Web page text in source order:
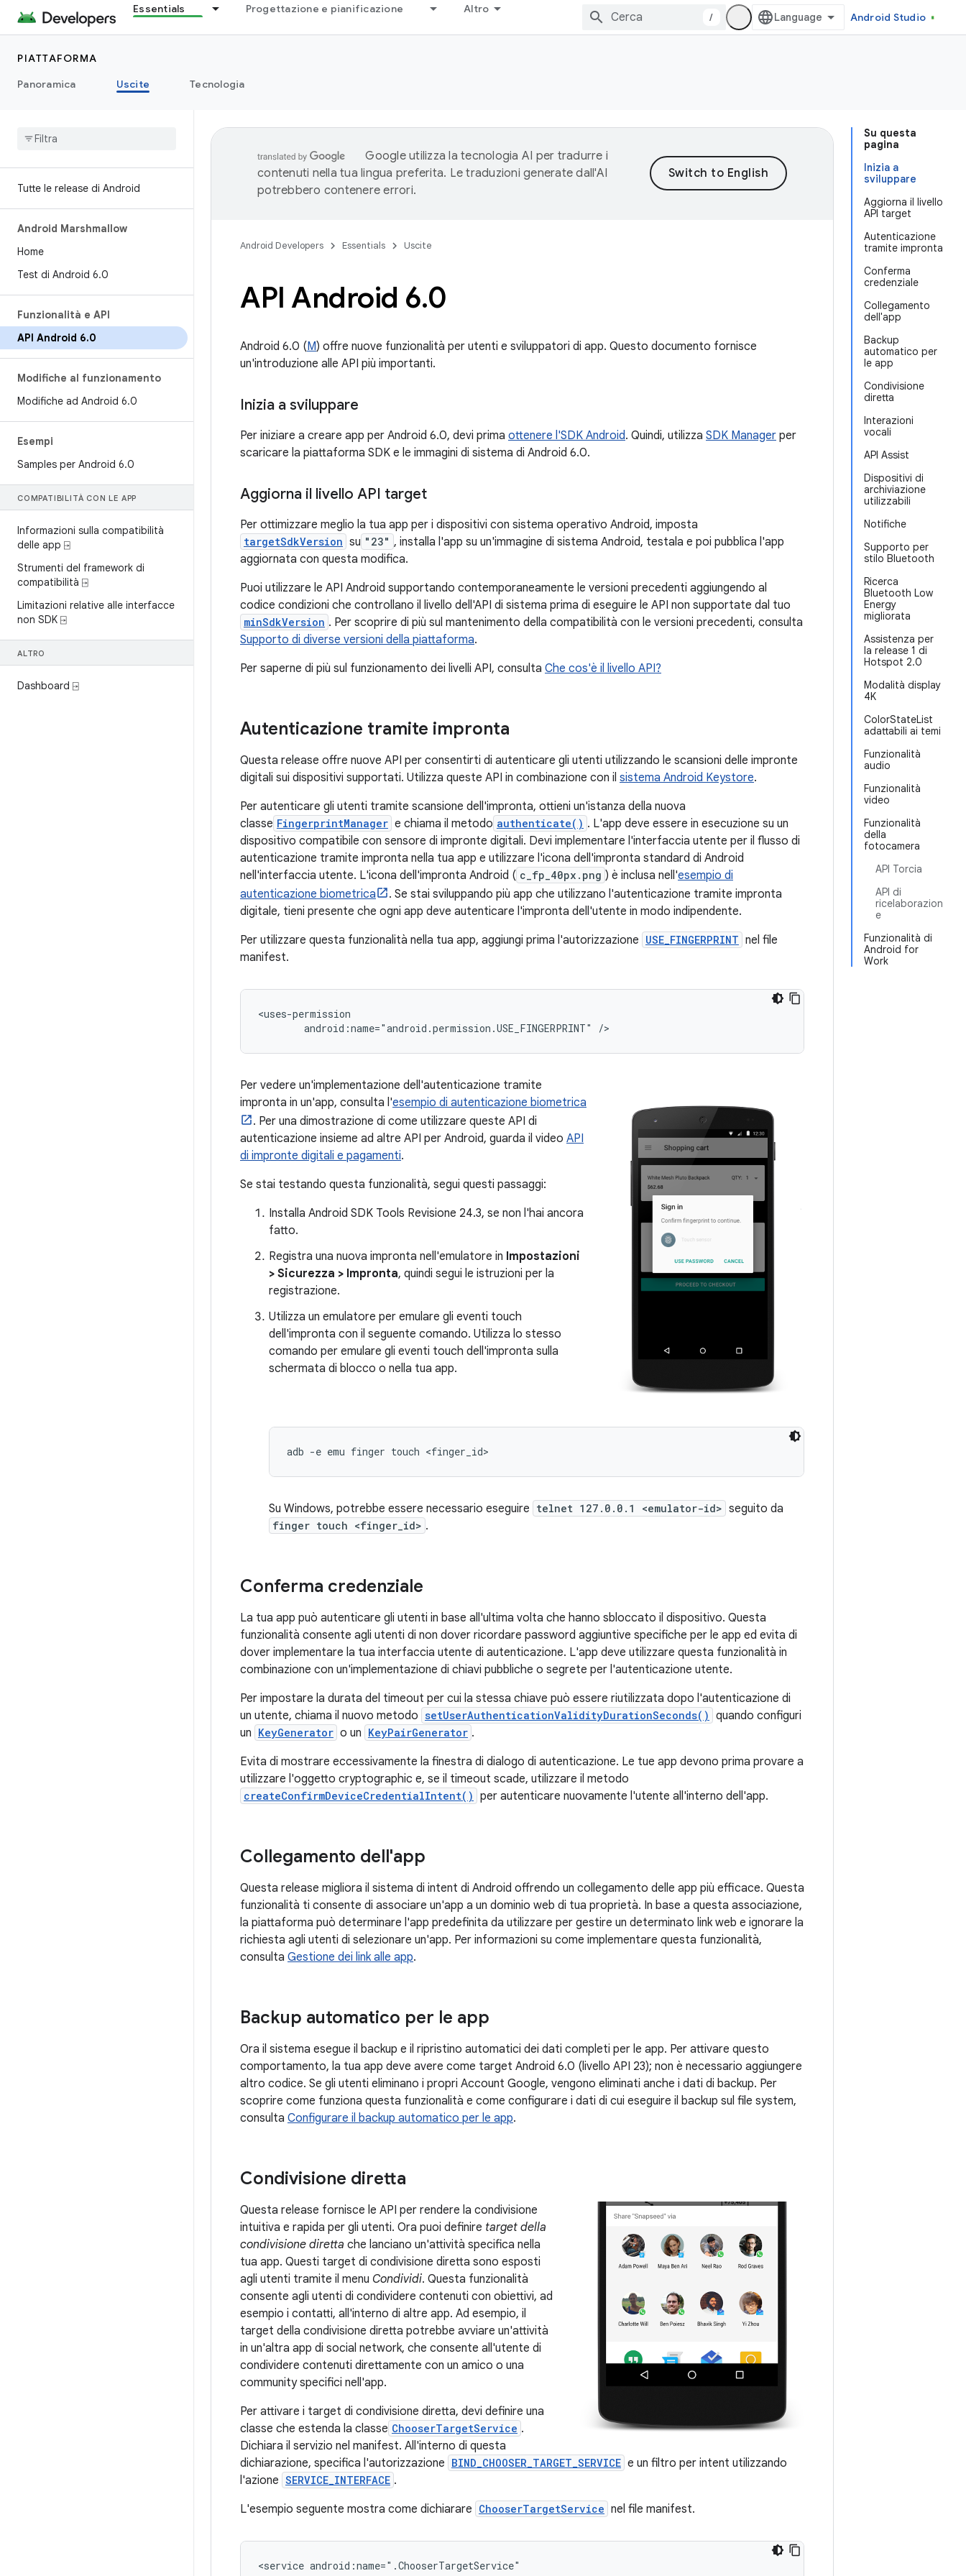
Essentials Progettazione e pianificazione Altro
/ Android Studio
PIATTAFORMA
Panoramica
Uscite Tecnologia
Tutte le release di Android
Android Marshmallow
Home
Test di Android 6.0
Funzionalità e API
API Android 6.0
Modifiche al funzionamento
Modifiche ad Android 6.0
Esempi
Samples per Android 6.0
COMPATIBILITÀ CON LE APP
Informazioni sulla compatibilità
delle app ⍈
Strumenti del framework di
compatibilità ⍈
Limitazioni relative alle interfacce
non SDK ⍈
ALTRO
Dashboard ⍈
Su questa
pagina
Inizia a
sviluppare
Aggiorna il livello
API target
Autenticazione
tramite impronta
Conferma
credenziale
Collegamento
dell'app
Backup
automatico per
le app
Condivisione
diretta
Interazioni
vocali
API Assist
Dispositivi di
archiviazione
utilizzabili
Notifiche
Supporto per
stilo Bluetooth
Ricerca
Bluetooth Low
Energy
migliorata
Assistenza per
la release 1 di
Hotspot 2.0
Modalità display
4K
ColorStateList
adattabili ai temi
Funzionalità
audio
Funzionalità
video
Funzionalità
della
fotocamera
API Torcia
API di
ricelaborazion
e
Funzionalità di
Android for
Work
Google utilizza la tecnologia AI per tradurre i
contenuti nella tua lingua preferita. Le traduzioni generate dall'AI
potrebbero contenere errori.
Android Developers Essentials Uscite
API Android 6.0
Android 6.0 (M) offre nuove funzionalità per utenti e sviluppatori di app. Questo documento fornisce
un'introduzione alle API più importanti.
Inizia a sviluppare
Per iniziare a creare app per Android 6.0, devi prima ottenere l'SDK Android. Quindi, utilizza SDK Manager per
scaricare la piattaforma SDK e le immagini di sistema di Android 6.0.
Aggiorna il livello API target
Per ottimizzare meglio la tua app per i dispositivi con sistema operativo Android, imposta
targetSdkVersion su "23" , installa l'app su un'immagine di sistema Android, testala e poi pubblica l'app
aggiornata con questa modifica.
Puoi utilizzare le API Android supportando contemporaneamente le versioni precedenti aggiungendo al
codice condizioni che controllano il livello dell'API di sistema prima di eseguire le API non supportate dal tuo
minSdkVersion . Per scoprire di più sul mantenimento della compatibilità con le versioni precedenti, consulta
Supporto di diverse versioni della piattaforma.
Per saperne di più sul funzionamento dei livelli API, consulta Che cos'è il livello API?
Autenticazione tramite impronta
Questa release offre nuove API per consentirti di autenticare gli utenti utilizzando le scansioni delle impronte
digitali sui dispositivi supportati. Utilizza queste API in combinazione con il sistema Android Keystore.
Per autenticare gli utenti tramite scansione dell'impronta, ottieni un'istanza della nuova
classe FingerprintManager e chiama il metodo authenticate() . L'app deve essere in esecuzione su un
dispositivo compatibile con sensore di impronte digitali. Devi implementare l'interfaccia utente per il flusso di
autenticazione tramite impronta nella tua app e utilizzare l'icona dell'impronta standard di Android
nell'interfaccia utente. L'icona dell'impronta Android ( c_fp_40px.png ) è inclusa nell'esempio di
autenticazione biometrica
. Se stai sviluppando più app che utilizzano l'autenticazione tramite impronta
digitale, tieni presente che ogni app deve autenticare l'impronta dell'utente in modo indipendente.
Per utilizzare questa funzionalità nella tua app, aggiungi prima l'autorizzazione USE_FINGERPRINT nel file
manifest.
android:name="android.permission.USE_FINGERPRINT"
/>
Per vedere un'implementazione dell'autenticazione tramite
impronta in un'app, consulta l'esempio di autenticazione biometrica
. Per una dimostrazione di come utilizzare queste API di
autenticazione insieme ad altre API per Android, guarda il video API
di impronte digitali e pagamenti.
Se stai testando questa funzionalità, segui questi passaggi:
Installa Android SDK Tools Revisione 24.3, se non l'hai ancora
fatto.
Registra una nuova impronta nell'emulatore in Impostazioni
> Sicurezza > Impronta, quindi segui le istruzioni per la
registrazione.
Utilizza un emulatore per emulare gli eventi touch
dell'impronta con il seguente comando. Utilizza lo stesso
comando per emulare gli eventi touch dell'impronta sulla
schermata di blocco o nella tua app.
Su Windows, potrebbe essere necessario eseguire telnet 127.0.0.1 <emulator-id> seguito da
finger touch <finger_id> .
Conferma credenziale
La tua app può autenticare gli utenti in base all'ultima volta che hanno sbloccato il dispositivo. Questa
funzionalità consente agli utenti di non dover ricordare password aggiuntive specifiche per le app ed evita di
dover implementare la tua interfaccia utente di autenticazione. L'app deve utilizzare questa funzionalità in
combinazione con un'implementazione di chiavi pubbliche o segrete per l'autenticazione utente.
Per impostare la durata del timeout per cui la stessa chiave può essere riutilizzata dopo l'autenticazione di
un utente, chiama il nuovo metodo setUserAuthenticationValidityDurationSeconds() quando configuri
un KeyGenerator o un KeyPairGenerator .
Evita di mostrare eccessivamente la finestra di dialogo di autenticazione. Le tue app devono prima provare a
utilizzare l'oggetto cryptographic e, se il timeout scade, utilizzare il metodo
createConfirmDeviceCredentialIntent() per autenticare nuovamente l'utente all'interno dell'app.
Collegamento dell'app
Questa release migliora il sistema di intent di Android offrendo un collegamento delle app più efficace. Questa
funzionalità ti consente di associare un'app a un dominio web di tua proprietà. In base a questa associazione,
la piattaforma può determinare l'app predefinita da utilizzare per gestire un determinato link web e ignorare la
richiesta agli utenti di selezionare un'app. Per informazioni su come implementare questa funzionalità,
consulta Gestione dei link alle app.
Backup automatico per le app
Ora il sistema esegue il backup e il ripristino automatici dei dati completi per le app. Per attivare questo
comportamento, la tua app deve avere come target Android 6.0 (livello API 23); non è necessario aggiungere
altro codice. Se gli utenti eliminano i propri Account Google, vengono eliminati anche i dati di backup. Per
scoprire come funziona questa funzionalità e come configurare i dati di cui eseguire il backup sul file system,
consulta Configurare il backup automatico per le app.
Condivisione diretta
Questa release fornisce le API per rendere la condivisione
intuitiva e rapida per gli utenti. Ora puoi definire target della
condivisione diretta che lanciano un'attività specifica nella
tua app. Questi target di condivisione diretta sono esposti
agli utenti tramite il menu Condividi. Questa funzionalità
consente agli utenti di condividere contenuti con obiettivi, ad
esempio i contatti, all'interno di altre app. Ad esempio, il
target della condivisione diretta potrebbe avviare un'attività
in un'altra app di social network, che consente all'utente di
condividere contenuti direttamente con un amico o una
community specifici nell'app.
Per attivare i target di condivisione diretta, devi definire una
classe che estenda la classe ChooserTargetService .
Dichiara il servizio nel manifest. All'interno di questa
dichiarazione, specifica l'autorizzazione BIND_CHOOSER_TARGET_SERVICE e un filtro per intent utilizzando
l'azione SERVICE_INTERFACE .
L'esempio seguente mostra come dichiarare ChooserTargetService nel file manifest.
<service